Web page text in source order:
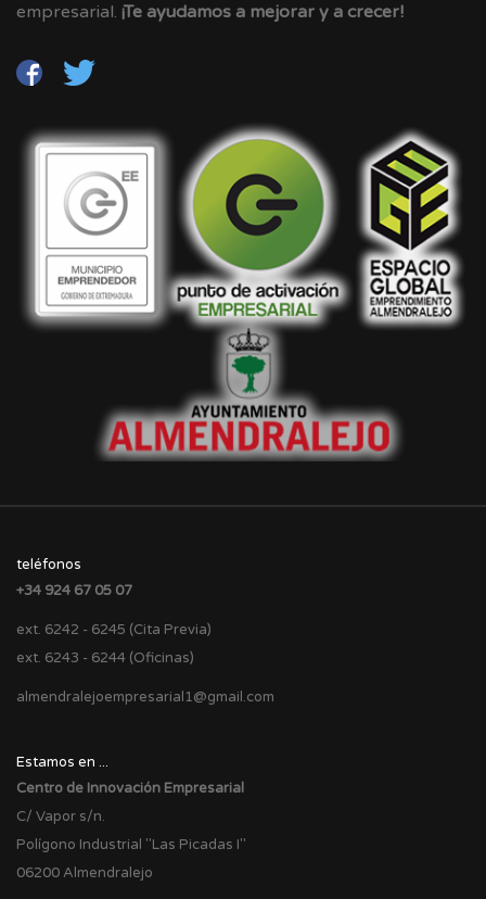
empresarial. ¡Te ayudamos a mejorar y a crecer!
teléfonos
+34 924 67 05 07
ext. 6242 - 6245 (Cita Previa)
ext. 6243 - 6244 (Oficinas)
almendralejoempresarial1@gmail.com
Estamos en ...
Centro de Innovación Empresarial
C/ Vapor s/n.
Polígono Industrial "Las Picadas I"
06200 Almendralejo